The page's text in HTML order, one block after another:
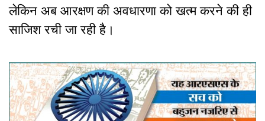
लेकिन अब आरक्षण की अवधारणा को खत्म करने की ही
साजिश रची जा रही है।